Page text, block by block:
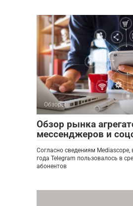
Обзоры
Обзор рынка
мессенджеров и
Согласно сведениям Mediascope,
года Telegram пользовалось в
абонентов